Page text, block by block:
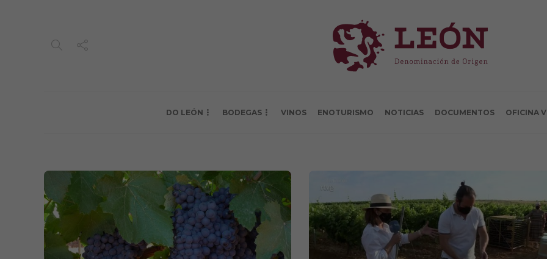
DO LEÓN BODEGAS VINOS ENOTURISMO NOTICIAS DOCUMENTOS OFICINA